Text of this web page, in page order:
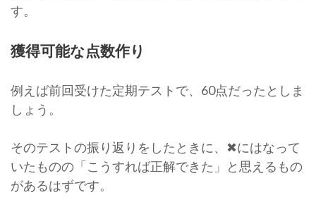
す。
獲得可能な点数作り
例えば前回受けた定期テストで、60点だったとしま
しょう。
そのテストの振り返りをしたときに、✖にはなって
いたものの「こうすれば正解できた」と思えるもの
があるはずです。